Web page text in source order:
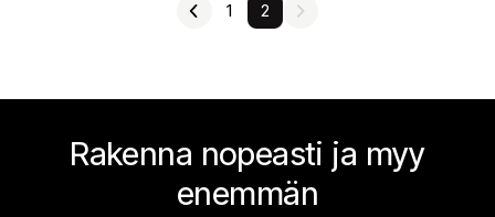
1 2
Rakenna nopeasti ja myy
enemmän